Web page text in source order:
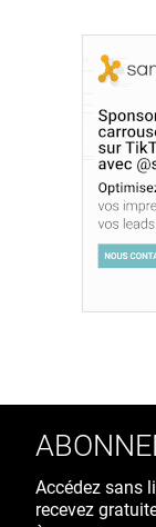
Accédez sans
recevez